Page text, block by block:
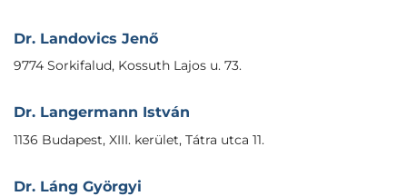
Dr. Landovics Jenő
9774 Sorkifalud, Kossuth Lajos u. 73.
Dr. Langermann István
1136 Budapest, XIII. kerület, Tátra utca 11.
Dr. Láng Györgyi